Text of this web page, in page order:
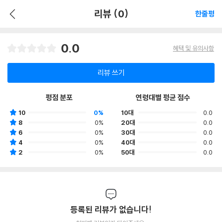
리뷰 (0) 한줄평
0.0 혜택 및 유의사항
리뷰 쓰기
평점 분포
10
0%
8
0%
6
0%
4
0%
2
0%
연령대별 평균 점수
10대
0.0
20대
0.0
30대
0.0
40대
0.0
50대
0.0
등록된 리뷰가 없습니다!